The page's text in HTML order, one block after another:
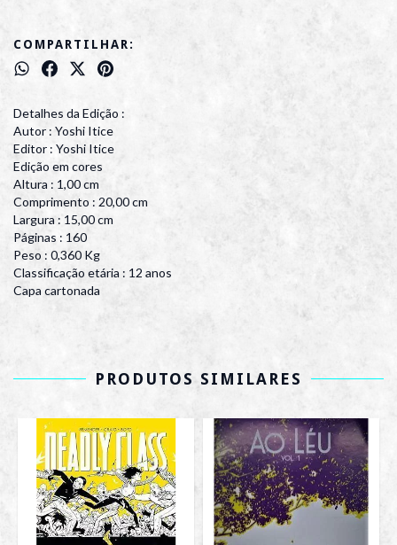
COMPARTILHAR:
Detalhes da Edição :
Autor : Yoshi Itice
Editor : Yoshi Itice
Edição em cores
Altura : 1,00 cm
Comprimento : 20,00 cm
Largura : 15,00 cm
Páginas : 160
Peso : 0,360 Kg
Classificação etária : 12 anos
Capa cartonada
PRODUTOS SIMILARES